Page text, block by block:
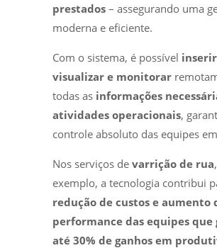
prestados – assegurando uma
moderna e eficiente.
Com o sistema, é possível
visualizar e monitorar
todas as informações
atividades operacionais,
controle absoluto das equipes
Nos serviços de varrição de rua
exemplo, a tecnologia contribui
redução de custos e aumento
performance das equipes que
até 30% de ganhos em